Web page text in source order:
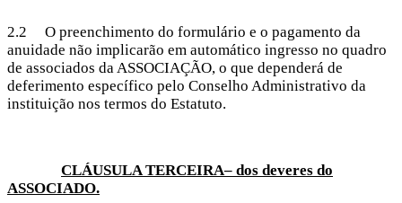
2.2 O preenchimento do formulário e o pagamento da
anuidade não implicarão em automático ingresso no quadro
de associados da ASSOCIAÇÃO, o que dependerá de
deferimento específico pelo Conselho Administrativo da
instituição nos termos do Estatuto.
CLÁUSULA TERCEIRA– dos deveres do
ASSOCIADO.